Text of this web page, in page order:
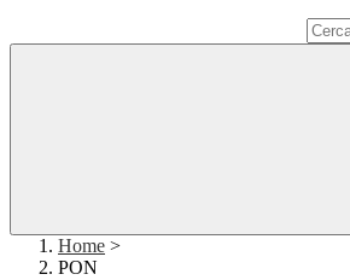
Home >
PON